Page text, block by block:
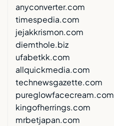
anyconverter.com
timespedia.com
jejakkrismon.com
diemthole.biz
ufabetkk.com
allquickmedia.com
technewsgazette.com
pureglowfacecream.com
kingofherrings.com
mrbetjapan.com